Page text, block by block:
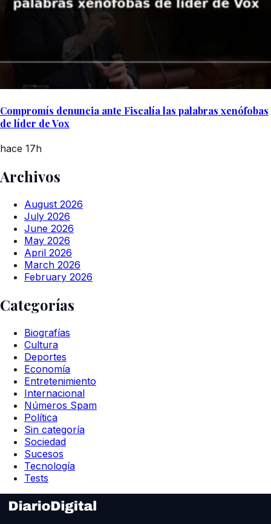
Compromís denuncia ante Fiscalía las palabras xenófobas
de líder de Vox
hace 17h
Archivos
August 2026
July 2026
June 2026
May 2026
April 2026
March 2026
February 2026
Categorías
Biografías
Cultura
Deportes
Economía
Entretenimiento
Internacional
Números Spam
Política
Sin categoría
Sociedad
Sucesos
Tecnología
Tests